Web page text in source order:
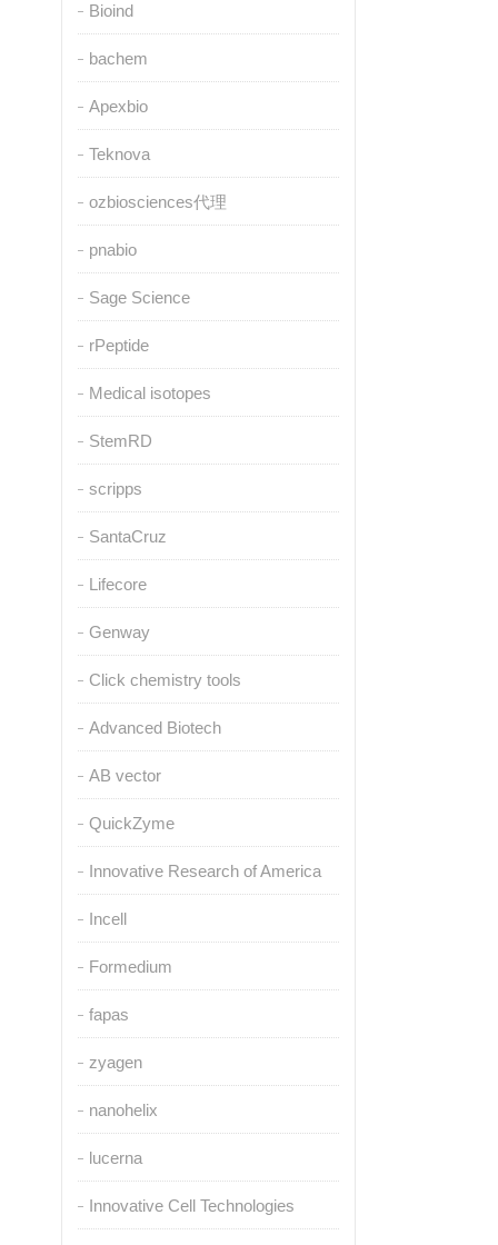
Bioind
bachem
Apexbio
Teknova
ozbiosciences代理
pnabio
Sage Science
rPeptide
Medical isotopes
StemRD
scripps
SantaCruz
Lifecore
Genway
Click chemistry tools
Advanced Biotech
AB vector
QuickZyme
Innovative Research of America
Incell
Formedium
fapas
zyagen
nanohelix
lucerna
Innovative Cell Technologies